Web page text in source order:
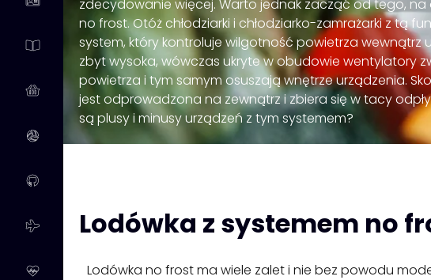
zdecydowanie więcej. Warto jednak zacząć od tego,
no frost. Otóż chłodziarki i chłodziarko-zamrażarki z tą
system, który kontroluje wilgotność powietrza wewnątrz
zbyt wysoka, wówczas ukryte w obudowie wentylatory
powietrza i tym samym osuszają wnętrze urządzenia.
jest odprowadzona na zewnątrz i zbiera się w tacy
są plusy i minusy urządzeń z tym systemem?
Lodówka z systemem no
Lodówka no frost ma wiele zalet i nie bez powodu